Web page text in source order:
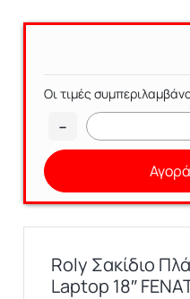
Roly Σακίδιο
Laptop 18″
Οι τιμές
-